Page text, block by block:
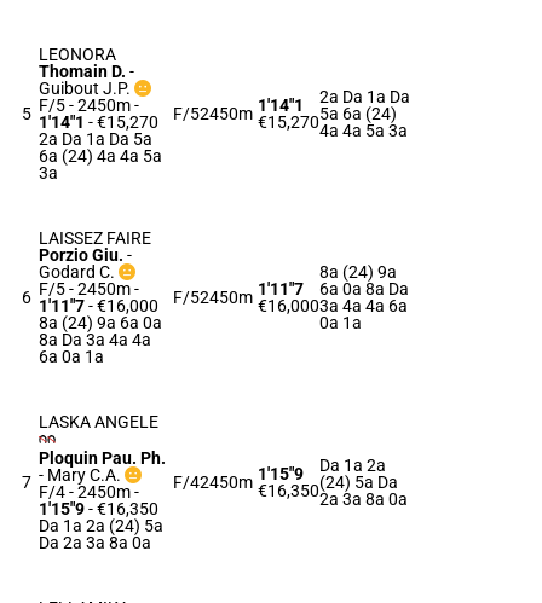
5
LEONORA
Thomain D. -
Guibout J.P.
F/5 - 2450m-
1'14"1 - €15,270
2a Da 1a Da 5a
6a (24) 4a 4a 5a
3a
F/52450m 1'14"1
€15,270
2a Da 1a Da
5a 6a (24)
4a 4a 5a 3a
6
LAISSEZ FAIRE
Porzio Giu. -
Godard C.
F/5 - 2450m-
1'11"7- €16,000
8a (24) 9a 6a 0a
8a Da 3a 4a 4a
6a 0a 1a
F/52450m 1'11"7
€16,000
8a (24) 9a
6a 0a 8a Da
3a 4a 4a 6a
0a 1a
7
LASKA ANGELE
Ploquin Pau. Ph.
- Mary C.A.
F/4 - 2450m-
1'15"9- €16,350
Da 1a 2a (24) 5a
Da 2a 3a 8a 0a
F/42450m 1'15"9
€16,350
Da 1a 2a
(24) 5a Da
2a 3a 8a 0a